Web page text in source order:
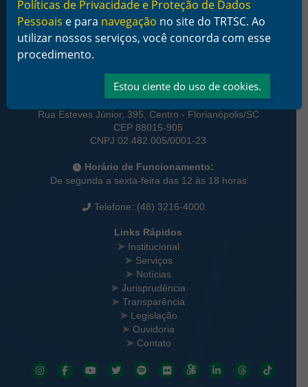
Informações de Contato
Tribunal Regional do Trabalho da 12ª Região
Rua Esteves Júnior, 395, Centro - Florianópolis/SC
CEP 88015-905
CNPJ 02.482.005/0001-23
Horário de Funcionamento:
De segunda a sexta-feira das 12 às 18 horas
Telefone: (48) 3216-4000
Links Rápidos
Institucional
Serviços
Notícias
Jurisprudência
Transparência
Legislação
Ouvidoria
Contato
Redes sociais
Políticas de Privacidade e Proteção de Dados
Pessoais e para navegação no site do TRTSC. Ao
utilizar nossos serviços, você concorda com esse
procedimento.
Estou ciente do uso de cookies.